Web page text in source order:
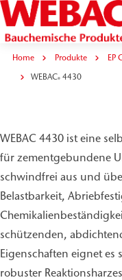
Home Produkte
EP
WEBAC®4430
WEBAC®
WEBAC 4430 ist eine
für zementgebundene
schwindfrei aus und
Belastbarkeit,
schützenden,
Eigenschaften eignet es
robuster